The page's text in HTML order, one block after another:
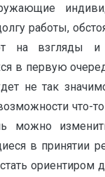
работы,
на взгляды и
в первую
не так
что-
можно
в принятии
ориентиром